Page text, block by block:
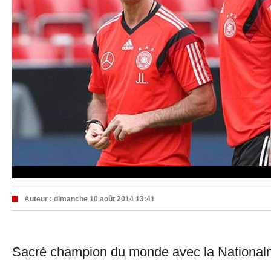
Auteur : dimanche 10 août 2014 13:41
Sacré champion du monde avec la